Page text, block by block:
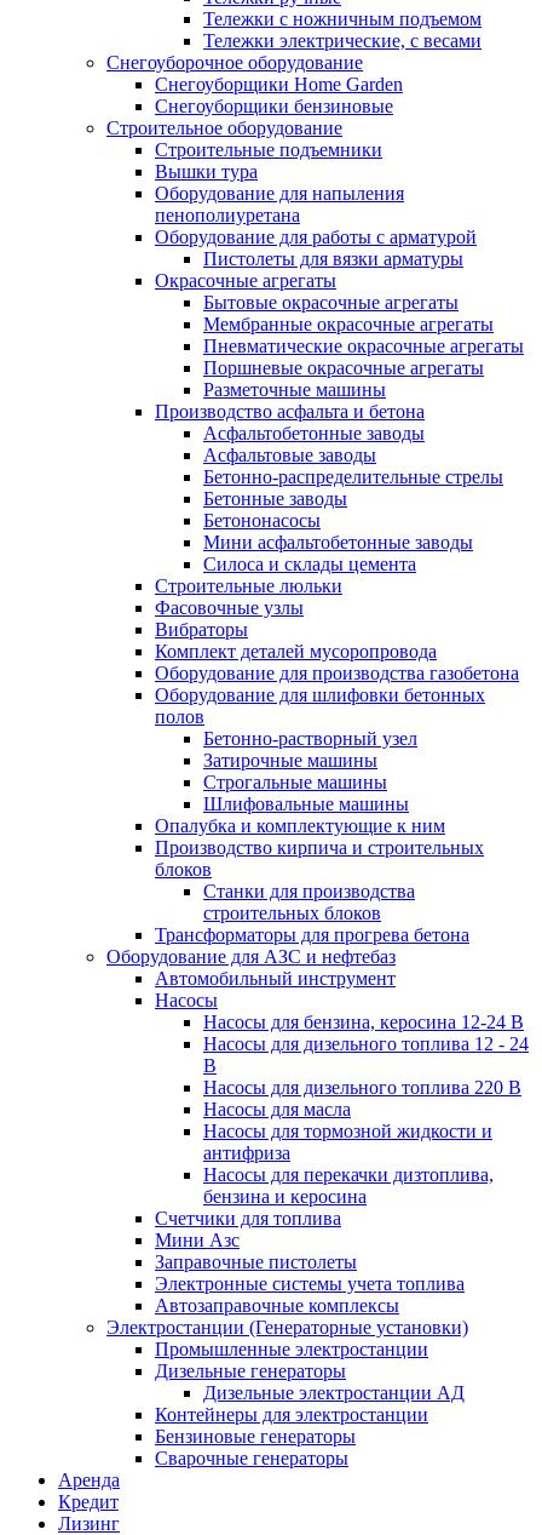
Тележки с ножничным подъемом
Тележки электрические, с весами
Снегоуборочное оборудование
Снегоуборщики Home Garden
Снегоуборщики бензиновые
Строительное оборудование
Cтроительные подъемники
Вышки тура
Оборудование для напыления
пенополиуретана
Оборудование для работы с арматурой
Пистолеты для вязки арматуры
Окрасочные агрегаты
Бытовые окрасочные агрегаты
Мембранные окрасочные агрегаты
Пневматические окрасочные агрегаты
Поршневые окрасочные агрегаты
Разметочные машины
Производство асфальта и бетона
Асфальтобетонные заводы
Асфальтовые заводы
Бетонно-распределительные стрелы
Бетонные заводы
Бетононасосы
Мини асфальтобетонные заводы
Силоса и склады цемента
Строительные люльки
Фасовочные узлы
Вибраторы
Комплект деталей мусоропровода
Оборудование для производства газобетона
Оборудование для шлифовки бетонных
полов
Бетонно-растворный узел
Затирочные машины
Строгальные машины
Шлифовальные машины
Опалубка и комплектующие к ним
Производство кирпича и строительных
блоков
Cтанки для производства
строительных блоков
Трансформаторы для прогрева бетона
Оборудование для АЗС и нефтебаз
Автомобильный инструмент
Насосы
Насосы для бензина, керосина 12-24 В
Насосы для дизельного топлива 12 - 24
В
Насосы для дизельного топлива 220 В
Насосы для масла
Насосы для тормозной жидкости и
антифриза
Насосы для перекачки дизтоплива,
бензина и керосина
Счетчики для топлива
Мини Азс
Заправочные пистолеты
Электронные системы учета топлива
Автозаправочные комплексы
Электростанции (Генераторные установки)
Промышленные электростанции
Дизельные генераторы
Дизельные электростанции АД
Контейнеры для электростанции
Бензиновые генераторы
Сварочные генераторы
Аренда
Кредит
Лизинг